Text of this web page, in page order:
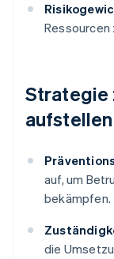
Ressourcen
Strategie
aufstellen
auf, um
bekämpfen.
die